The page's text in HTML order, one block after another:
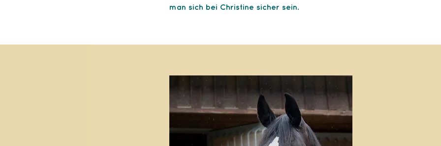
man sich bei Christine sicher sein.